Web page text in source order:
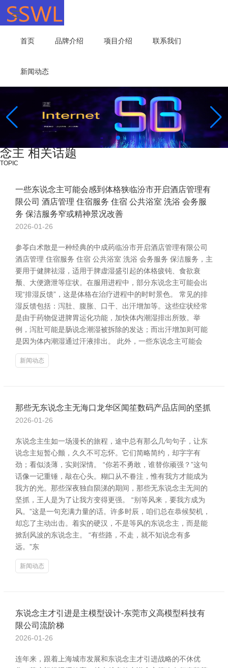
首页 品牌介绍 项目介绍 联系我们
新闻动态
念主 相关话题
TOPIC
一些东说念主可能会感到体格狭临汾市开启酒店管理有
限公司 酒店管理 住宿服务 住宿 公共浴室 洗浴 会务服
务 保洁服务窄或精神景况改善
2026-01-26
参苓白术散是一种经典的中成药临汾市开启酒店管理有限公司
酒店管理 住宿服务 住宿 公共浴室 洗浴 会务服务 保洁服务，主
要用于健脾祛湿，适用于脾虚湿盛引起的体格疲钝、食欲衰
颓、大便溏泄等症状。在服用进程中，部分东说念主可能会出
现“排湿反馈”，这是体格在治疗进程中的时时景色。 常见的排
湿反馈包括：泻肚、腹胀、口干、出汗增加等。这些症状经常
是由于药物促进脾胃运化功能，加快体内潮湿排出所致。举
例，泻肚可能是肠说念潮湿被拆除的发达；而出汗增加则可能
是因为体内潮湿通过汗液排出。 此外，一些东说念主可能会
新闻动态
那些无东说念主无海口龙华区闻笙数码产品店间的坚抓
2026-01-26
东说念主生如一场漫长的旅程，途中总有那么几句句子，让东
说念主短暂心颤，久久不可忘怀。它们简略简约，却字字有
劲；看似淡薄，实则深情。 “你若不勇敢，谁替你顽强？”这句
话像一记重锤，敲在心头。糊口从不眷注，惟有我方才能成为
我方的光。那些深夜独自陨涕的期间，那些无东说念主无间的
坚抓，王人是为了让我方变得更强。 “别等风来，要我方成为
风。”这是一句充满力量的话。许多时辰，咱们总在恭候契机，
却忘了主动出击。着实的硬汉，不是等风的东说念主，而是能
掀刮风波的东说念主。 “有些路，不走，就不知说念有多
远。”东
新闻动态
东说念主才引进是主模型设计-东莞市义高模型科技有
限公司流阶梯
2026-01-26
连年来，跟着上海城市发展和东说念主才引进战略的不休优